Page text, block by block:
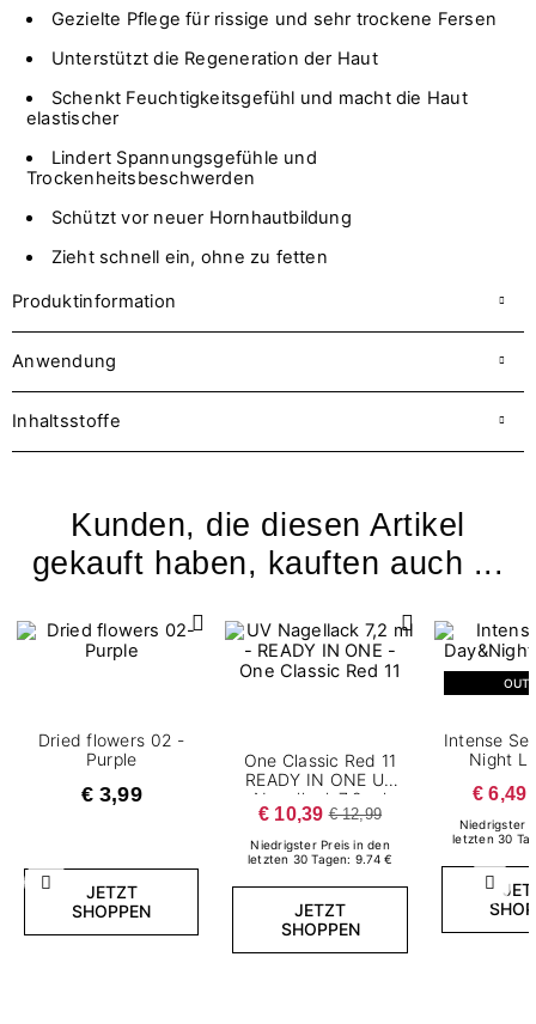
Gezielte Pflege für rissige und sehr trockene Fersen
Unterstützt die Regeneration der Haut
Schenkt Feuchtigkeitsgefühl und macht die Haut
elastischer
Lindert Spannungsgefühle und
Trockenheitsbeschwerden
Schützt vor neuer Hornhautbildung
Zieht schnell ein, ohne zu fetten
Produktinformation
Anwendung
Inhaltsstoffe
Kunden, die diesen Artikel
gekauft haben, kauften auch ...
Zurück
Dried flowers 02 -
Purple
€ 3,99
JETZT
SHOPPEN
One Classic Red 11
READY IN ONE UV
Nagellack 7,2 ml
€ 10,39 € 12,99
Niedrigster Preis in den
letzten 30 Tagen: 9.74 €
JETZT
SHOPPEN
Intense
Night
€ 6,49
Niedrigster
letzten 30